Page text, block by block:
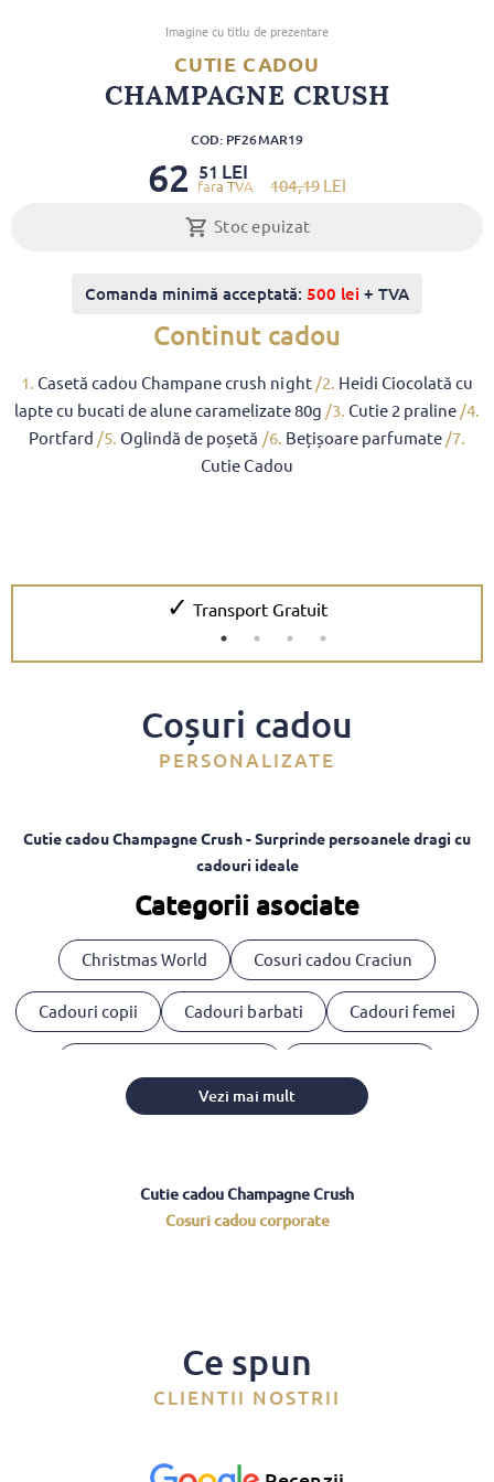
Imagine cu titlu de prezentare
CUTIE CADOU
CHAMPAGNE CRUSH
COD: PF26MAR19
104,19 LEI
62 51 LEI
Stoc epuizat
Comanda minimă acceptată: 500 lei + TVA
Continut cadou
1. Casetă cadou Champane crush night /2. Heidi Ciocolată cu
lapte cu bucati de alune caramelizate 80g /3. Cutie 2 praline /4.
Portfard /5. Oglindă de poșetă /6. Bețișoare parfumate /7.
Cutie Cadou
✓ Transport Gratuit
Coșuri cadou
PERSONALIZATE
Cutie cadou Champagne Crush - Surprinde persoanele dragi cu
cadouri ideale
Categorii asociate
Christmas World Cosuri cadou Craciun
Cadouri copii Cadouri barbati Cadouri femei
Cadouri angajati Cadouri parteneri
Vezi mai mult
Cutie cadou Champagne Crush
Cosuri cadou corporate
Ce spun
CLIENTII NOSTRII